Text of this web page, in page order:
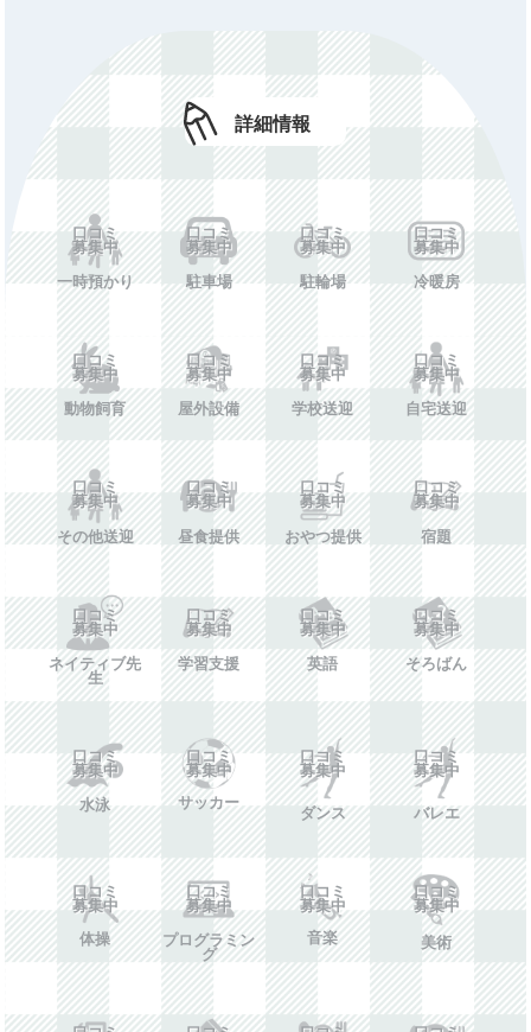
費用備考 口コミ募集中
ホームペー
ジ
口コミ募集中
施設情報を投稿する
詳細情報
口コミ
募集中
一時預かり
口コミ
募集中
駐車場
口コミ
募集中
駐輪場
口コミ
募集中
冷暖房
口コミ
募集中
動物飼育
口コミ
募集中
屋外設備
口コミ
募集中
学校送迎
口コミ
募集中
自宅送迎
口コミ
募集中
その他送迎
口コミ
募集中
昼食提供
口コミ
募集中
おやつ提供
口コミ
募集中
宿題
口コミ
募集中
ネイティブ先
生
口コミ
募集中
学習支援
口コミ
募集中
英語
口コミ
募集中
そろばん
口コミ
募集中
水泳
口コミ
募集中
サッカー
口コミ
募集中
ダンス
口コミ
募集中
バレエ
口コミ
募集中
体操
口コミ
募集中
プログラミン
グ
口コミ
募集中
音楽
口コミ
募集中
美術